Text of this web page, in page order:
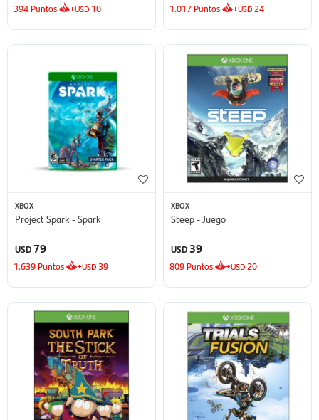
394 Puntos +USD 10 1.017 Puntos +USD24
XBOX
Project Spark - Spark
USD79
1.639 Puntos +USD39
XBOX
Steep - Juego
USD 39
809 Puntos +USD20